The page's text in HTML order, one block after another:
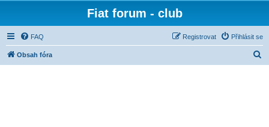
Fiat forum - club
FAQ Přihlásit se
Registrovat
Obsah fóra